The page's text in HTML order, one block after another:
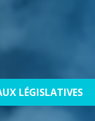
LÉGISLATIVES